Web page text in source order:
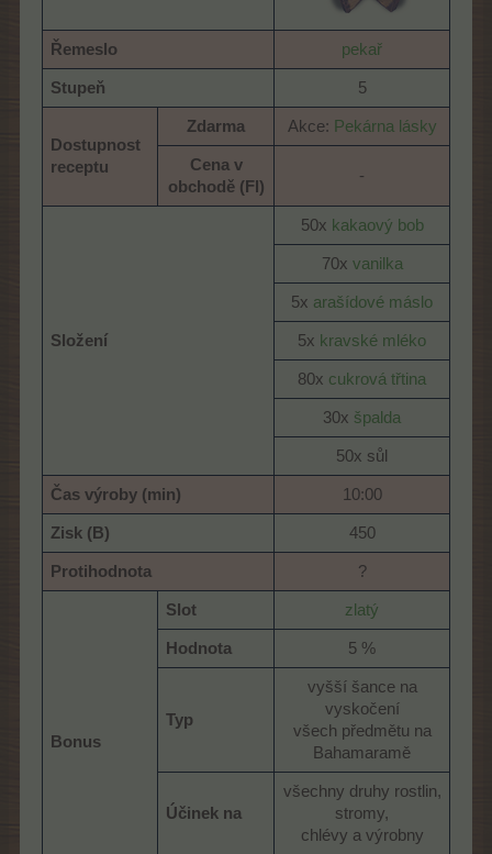
Řemeslo pekař
Stupeň 5​
Dostupnost
receptu
Zdarma Akce: Pekárna lásky
Cena v
obchodě (Fl)
-​
Složení
50x kakaový bob
70x vanilka
5x arašídové máslo
5x kravské mléko
80x cukrová třtina
30x špalda
50x sůl​
Čas výroby (min) 10:00​
Zisk (B) 450​
Protihodnota ?​
Bonus
Slot zlatý
Hodnota 5 %​
Typ
vyšší šance na
vyskočení
všech předmětu na
Bahamaramě​
Účinek na
všechny druhy rostlin,
stromy,
chlévy a výrobny​